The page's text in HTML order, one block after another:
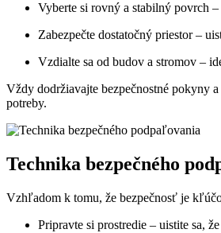
Vyberte si rovný a stabilný povrch
Zabezpečte ‍dostatočný priestor –
Vzdialte sa od budov a‍ stromov –
Vždy dodržiavajte bezpečnostné ⁣pokyny
potreby.
Technika bezpečného
Vzhľadom k‌ tomu, ‍že bezpečnosť je​
Pripravte si prostredie – uistite sa,